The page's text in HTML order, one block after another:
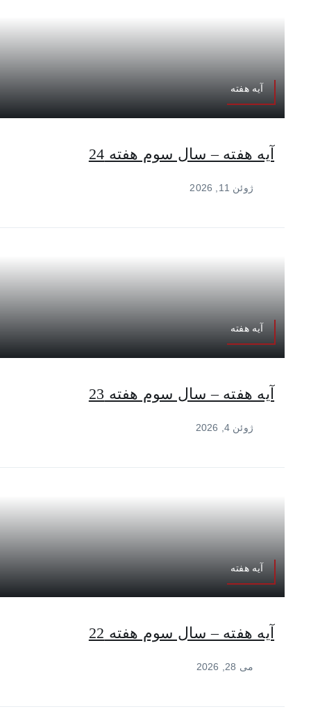
آیه هفته
آیه هفته – سال سوم هفته 24
ژوئن 11, 2026
آیه هفته
آیه هفته – سال سوم هفته 23
ژوئن 4, 2026
آیه هفته
آیه هفته – سال سوم هفته 22
می 28, 2026